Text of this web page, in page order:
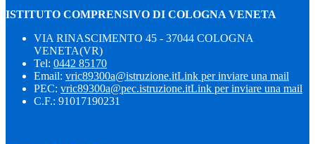
ISTITUTO COMPRENSIVO DI COLOGNA VENETA
VIA RINASCIMENTO 45 - 37044 COLOGNA
VENETA(VR)
Tel: 0442 85170
Email: vric89300a@istruzione.itLink per inviare una mail
PEC: vric89300a@pec.istruzione.itLink per inviare una mail
C.F.: 91017190231